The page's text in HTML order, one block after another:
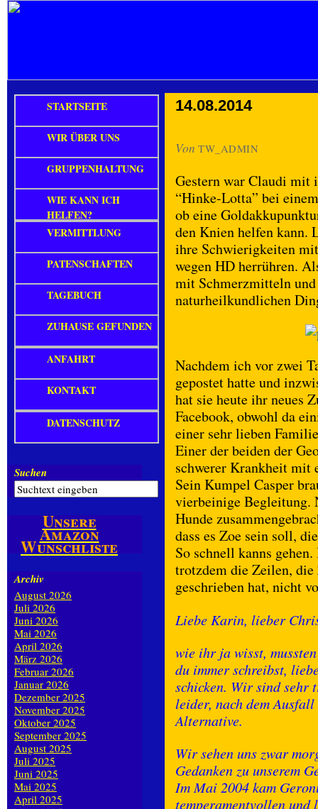
14.08.2014
Von TW_ADMIN
Gestern war Claudi mit
“Hinke-Lotta” bei
ob eine
den Knien helfen kann.
ihre Schwierigkeiten
wegen HD herrühren.
mit Schmerzmitteln
naturheilkundlichen
Nachdem ich vor zwei
gepostet hatte und
hat sie heute ihr neues
Facebook, obwohl da
einer sehr lieben
Einer der beiden der
schwerer Krankheit mit
Sein Kumpel Casper
vierbeinige Begleitung.
Hunde
dass es Zoe sein soll,
So schnell kanns
trotzdem die Zeilen, die
geschrieben hat, nicht
Liebe Karin, lieber
wie ihr ja wisst,
du immer schreibst,
schicken. Wir sind sehr
leider, nach dem
Alternative.
Wir sehen uns zwar
Gedanken zu unserem
Im Mai 2004 kam
temperamentvollen
STARTSEITE
WIR ÜBER UNS
GRUPPENHALTUNG
WIE KANN ICH
HELFEN?
VERMITTLUNG
PATENSCHAFTEN
TAGEBUCH
ZUHAUSE GEFUNDEN
ANFAHRT
KONTAKT
DATENSCHUTZ
Suchen
Unsere
Amazon
Wunschliste
Archiv
August 2026
Juli 2026
Juni 2026
Mai 2026
April 2026
März 2026
Februar 2026
Januar 2026
Dezember 2025
November 2025
Oktober 2025
September 2025
August 2025
Juli 2025
Juni 2025
Mai 2025
April 2025